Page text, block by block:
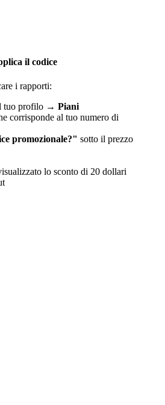
il codice
i rapporti:
tuo profilo → Piani
corrisponde al tuo numero di
promozionale?" sotto il prezzo
lo sconto di 20 dollari